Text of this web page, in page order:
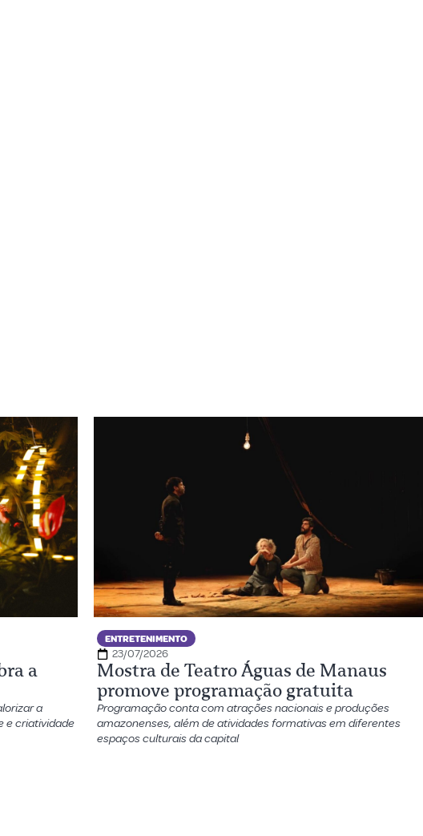
a
a
e criatividade
ENTRETENIMENTO
23/07/2026
Mostra de Teatro Águas de Manaus
promove programação gratuita
Programação conta com atrações nacionais e produções
amazonenses, além de atividades formativas em diferentes
espaços culturais da capital